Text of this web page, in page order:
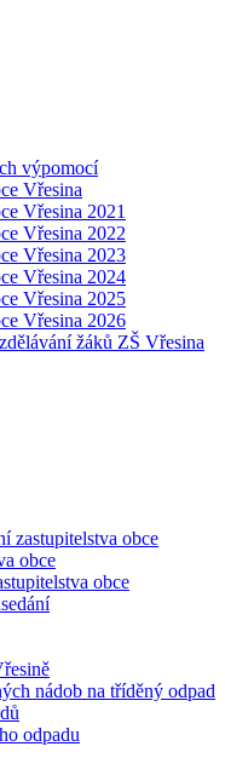
výpomocí
Vřesina
Vřesina 2021
Vřesina 2022
Vřesina 2023
Vřesina 2024
Vřesina 2025
Vřesina 2026
žáků ZŠ Vřesina
zastupitelstva obce
obce
obce
nádob na tříděný odpad
odpadu